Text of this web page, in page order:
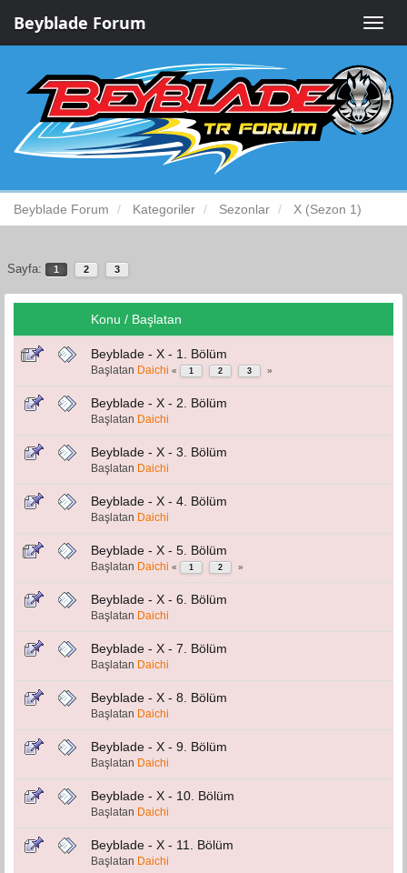
Toggle
Beyblade Forum
Beyblade Forum Kategoriler Sezonlar X (Sezon 1)
Sayfa: 1 2 3
Konu / Başlatan
Beyblade - X - 1. Bölüm
Başlatan Daichi « 1 2 3 »
Beyblade - X - 2. Bölüm
Başlatan Daichi
Beyblade - X - 3. Bölüm
Başlatan Daichi
Beyblade - X - 4. Bölüm
Başlatan Daichi
Beyblade - X - 5. Bölüm
Başlatan Daichi « 1 2 »
Beyblade - X - 6. Bölüm
Başlatan Daichi
Beyblade - X - 7. Bölüm
Başlatan Daichi
Beyblade - X - 8. Bölüm
Başlatan Daichi
Beyblade - X - 9. Bölüm
Başlatan Daichi
Beyblade - X - 10. Bölüm
Başlatan Daichi
Beyblade - X - 11. Bölüm
Başlatan Daichi